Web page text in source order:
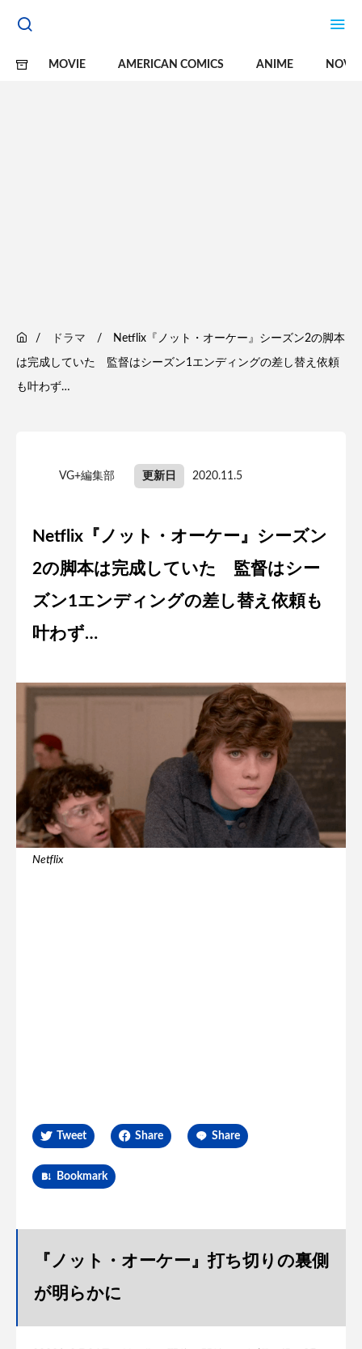
MOVIE AMERICAN COMICS ANIME
ドラマ Netflix『ノット・オーケー』シーズン2の脚本
は完成していた 監督はシーズン1エンディングの差し替え依頼
も叶わず…
VG+編集部 更新日 2020.11.5
Netflix『ノット・オーケー』シーズン
2の脚本は完成していた 監督はシー
ズン1エンディングの差し替え依頼も
叶わず…
Netflix
Tweet Share Share
Bookmark
『ノット・オーケー』打ち切りの裏側
が明らかに